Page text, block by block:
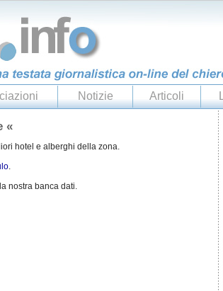
Notizie Articoli
«
hotel e alberghi della zona.
.
nostra banca dati.